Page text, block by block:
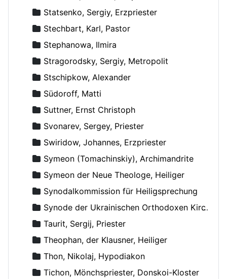
Statsenko, Sergiy, Erzpriester
Stechbart, Karl, Pastor
Stephanowa, Ilmira
Stragorodsky, Sergiy, Metropolit
Stschipkow, Alexander
Südoroff, Matti
Suttner, Ernst Christoph
Svonarev, Sergey, Priester
Swiridow, Johannes, Erzpriester
Symeon (Tomachinskiy), Archimandrite
Symeon der Neue Theologe, Heiliger
Synodalkommission für Heiligsprechung
Synode der Ukrainischen Orthodoxen Kirche
Taurit, Sergij, Priester
Theophan, der Klausner, Heiliger
Thon, Nikolaj, Hypodiakon
Tichon, Mönchspriester, Donskoi-Kloster